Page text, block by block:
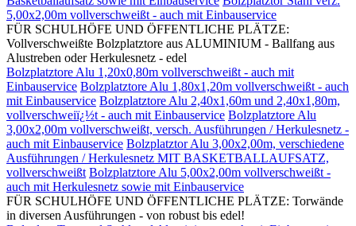
5,00x2,00m vollverschweißt - auch mit Einbauservice
FÜR SCHULHÖFE UND ÖFFENTLICHE PLÄTZE:
Vollverschweißte Bolzplatztore aus ALUMINIUM - Ballfang aus
Alustreben oder Herkulesnetz - edel
Bolzplatztore Alu 1,20x0,80m vollverschweißt - auch mit
Einbauservice Bolzplatztore Alu 1,80x1,20m vollverschweißt - auch
mit Einbauservice Bolzplatztore Alu 2,40x1,60m und 2,40x1,80m,
vollverschweiï¿½t - auch mit Einbauservice Bolzplatztore Alu
3,00x2,00m vollverschweißt, versch. Ausführungen / Herkulesnetz -
auch mit Einbauservice Bolzplatztor Alu 3,00x2,00m, verschiedene
Ausführungen / Herkulesnetz MIT BASKETBALLAUFSATZ,
vollverschweißt Bolzplatztore Alu 5,00x2,00m vollverschweißt -
auch mit Herkulesnetz sowie mit Einbauservice
FÜR SCHULHÖFE UND ÖFFENTLICHE PLÄTZE: Torwände
in diversen Ausführungen - von robust bis edel!